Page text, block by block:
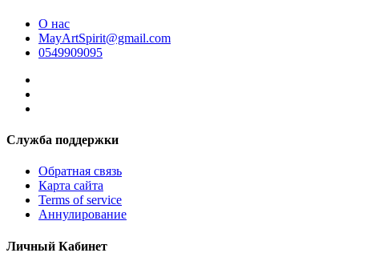
О нас
MayArtSpirit@gmail.com
0549909095
Служба поддержки
Обратная связь
Карта сайта
Terms of service
Аннулирование
Личный Кабинет